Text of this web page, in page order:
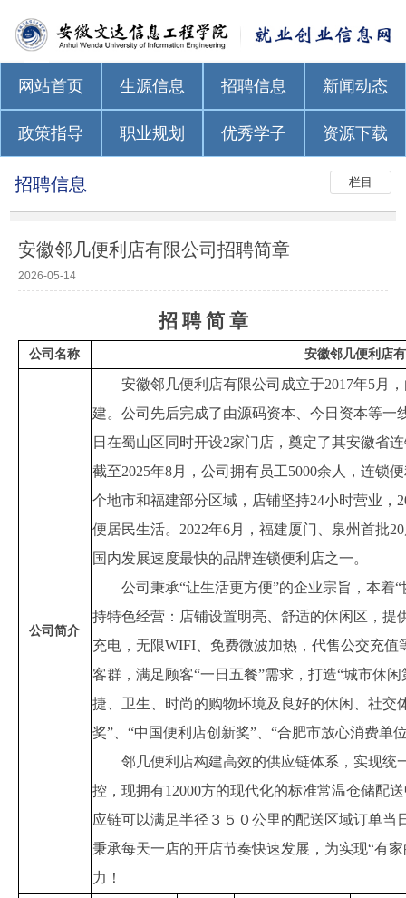
网站首页 生源信息 招聘信息 新闻动态
政策指导 职业规划 优秀学子 资源下载
栏目
招聘信息
安徽邻几便利店有限公司招聘简章
2026-05-14
招 聘 简 章
公司名称 安徽邻几便利店
公司简介
安徽邻几便利店有限公司成立于2017年5月，
建。 公司 先后完成了由源码资本、今日资本等一
日在蜀山区同时开设2家门店，奠定了其安徽省
截至2025年8月 ， 公司拥有员工5000余人，连锁
个地市和福建部分区域， 店铺坚持24小时营业，
便居民生活。 2022年6月， 福建厦门、泉州首批20
国内发展速度最快的品牌连锁便利店之一。
公司秉承“让生活更方便”的企业宗旨，本着
持特色经营：店铺设置明亮、舒适的休闲区，提
充电，无限WIFI、免费微波加热，代售公交充值
客群， 满足 顾客“一日五餐”需求，打造“城市休
捷、卫生
时尚的购物环境及良好的休闲、社交
奖”、 “中国便利店创新奖”、“合肥市放心消费单
邻几便利店构建高效的供应链体系，实现统
控，现拥有12000方的现代化的标准常温仓储配
应链可以满足半径３５０公里的配送区域订单当
秉承每天一店的开店节奏快速发展，为实现“有
力 ！